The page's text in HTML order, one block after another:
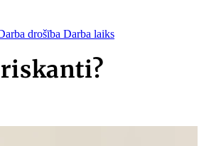
drošība Darba laiks